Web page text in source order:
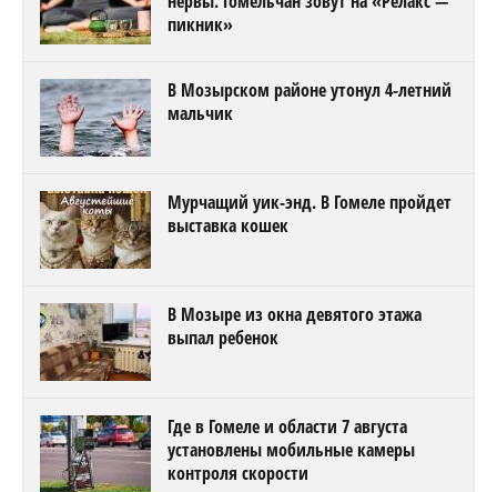
пикник»
В Мозырском районе утонул 4-летний
мальчик
Мурчащий уик-энд. В Гомеле пройдет
выставка кошек
В Мозыре из окна девятого этажа
выпал ребенок
Где в Гомеле и области 7 августа
установлены мобильные камеры
контроля скорости